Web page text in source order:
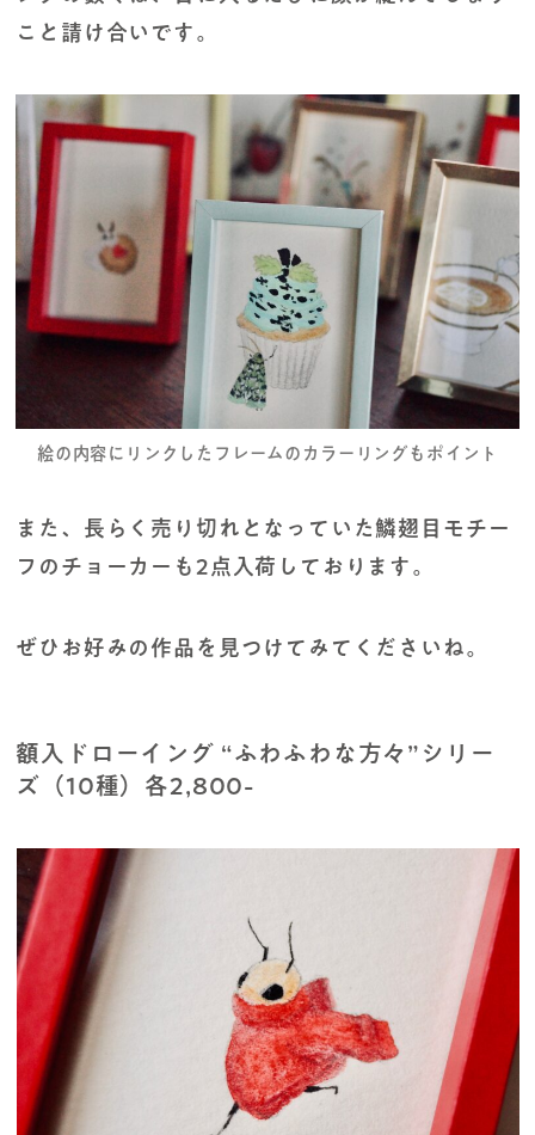
こと請け合いです。
絵の内容にリンクしたフレームのカラーリングもポイント
また、長らく売り切れとなっていた鱗翅目モチー
フのチョーカーも2点入荷しております。
ぜひお好みの作品を見つけてみてくださいね。
額入ドローイング “ふわふわな方々”シリー
ズ（10種）各2,800-